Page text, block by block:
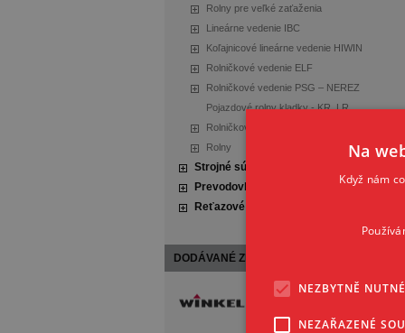
Rolny pre veľké zaťaženia
Lineárne vedenie IBC
Koľajnicové lineárne vedenie HIWIN
Rolničkové vedenie ELF
Rolničkové vedenie PSG – NEREZ
Pojazdové rolny kladky - KR, LR
Rolničkové vedenie Systém-V
Rolny
Strojné súčasti
Prevodovky a motory
Reťazové a remeňové prevody
Rozbaliť všetko
DODÁVANÉ ZNAČKY
Na
Když nám
NEZBYTNĚ
NEZAŘAZENÉ